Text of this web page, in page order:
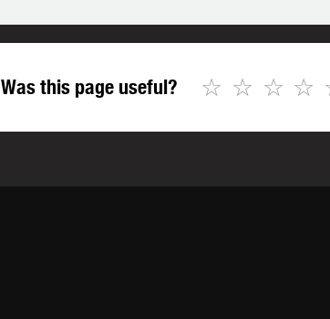
Was this page useful? ☆
☆
☆
☆